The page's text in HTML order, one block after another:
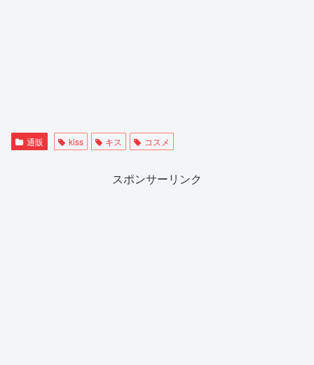
通販 kiss キス コスメ
スポンサーリンク